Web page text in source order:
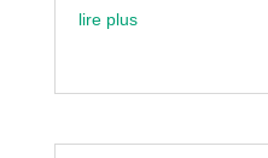
lire plus